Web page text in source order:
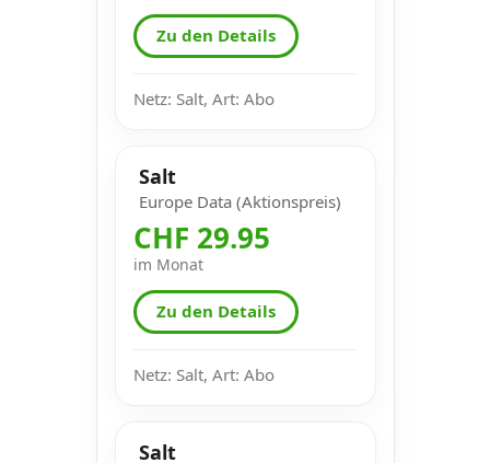
Zu den Details
Netz: Salt, Art: Abo
Salt
Europe Data (Aktionspreis)
CHF 29.95
im Monat
Zu den Details
Netz: Salt, Art: Abo
Salt